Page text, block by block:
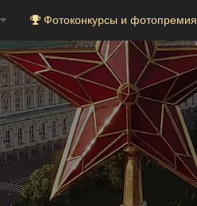
Фотоконкурсы и фотопремия